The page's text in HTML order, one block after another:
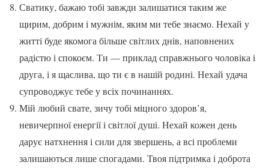
Сватику, бажаю тобі завжди залишатися таким же
щирим, добрим і мужнім, яким ми тебе знаємо. Нехай у
житті буде якомога більше світлих днів, наповнених
радістю і спокоєм. Ти — приклад справжнього чоловіка і
друга, і я щаслива, що ти є в нашій родині. Нехай удача
супроводжує тебе у всіх починаннях.
Мій любий свате, зичу тобі міцного здоров’я,
невичерпної енергії і світлої душі. Нехай кожен день
дарує натхнення і сили для звершень, а всі проблеми
залишаються лише спогадами. Твоя підтримка і доброта